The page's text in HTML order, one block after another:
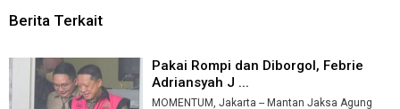
Berita Terkait
Pakai Rompi dan Diborgol, Febrie
Adriansyah J ...
MOMENTUM, Jakarta -- Mantan Jaksa Agung